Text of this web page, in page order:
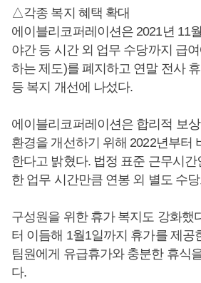
△각종 복지 혜택 확대
에이블리코퍼레이션은 2021년 11
야간 등 시간 외 업무 수당까지 급
하는 제도)를 폐지하고 연말 전사
등 복지 개선에 나섰다.
에이블리코퍼레이션은 합리적 보
환경을 개선하기 위해 2022년부터
한다고 밝혔다. 법정 표준 근무시
한 업무 시간만큼 연봉 외 별도 수
구성원을 위한 휴가 복지도 강화했
터 이듬해 1월1일까지 휴가를 제공
팀원에게 유급휴가와 충분한 휴식
다.